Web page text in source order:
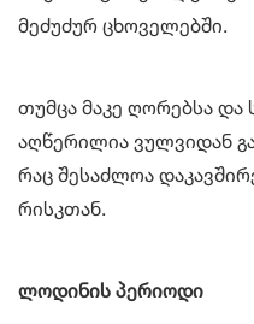
მეძუძურ ცხოველებში.
თუმცა მაკე ღორებსა და
აღწერილია ვულვიდან
რაც შესაძლოა
რისკთან.
ლოდინის პერიოდი